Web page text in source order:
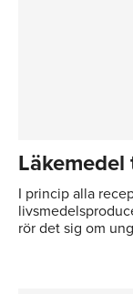
I princip alla
rör det sig om